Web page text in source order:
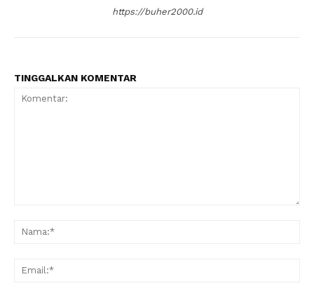
https://buher2000.id
TINGGALKAN KOMENTAR